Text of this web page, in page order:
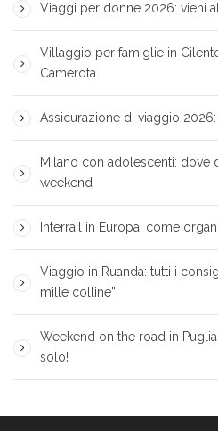
Viaggi per donne 2026: vieni
Villaggio per famiglie in
Camerota
Assicurazione di viaggio
Milano con adolescenti: dove
weekend
Interrail in Europa: come
Viaggio in Ruanda: tutti i
mille colline”
Weekend on the road in
solo!